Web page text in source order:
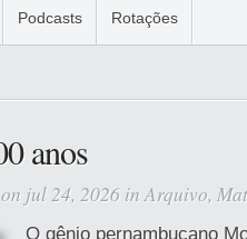
Podcasts Rotações
anos
on jul 24, 2026 inArquivo,
O gênio pernambucano